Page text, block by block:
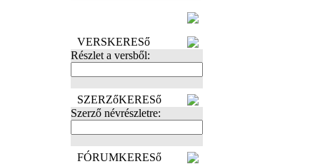
VERSKERESő
Részlet a versből:
SZERZőKERESő
Szerző névrészletre:
FÓRUMKERESő